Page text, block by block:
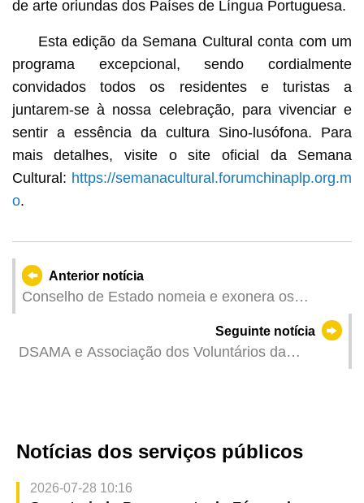
de arte oriundas dos Países de Língua Portuguesa.
Esta edição da Semana Cultural conta com um
programa excepcional, sendo cordialmente
convidados todos os residentes e turistas a
juntarem-se à nossa celebração, para vivenciar e
sentir a essência da cultura Sino-lusófona. Para
mais detalhes, visite o site oficial da Semana
Cultural: https://semanacultural.forumchinaplp.org.m
o.
Anterior notícia
Conselho de Estado nomeia e exonera os
Seguinte notícia
DSAMA e Associação dos Voluntários da
Notícias dos serviços públicos
2026-07-28 10:16